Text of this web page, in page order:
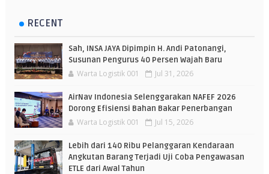
RECENT
Sah, INSA JAYA Dipimpin H. Andi Patonangi,
Susunan Pengurus 40 Persen Wajah Baru
Warta Logistik 001 Jul 31, 2026
AirNav Indonesia Selenggarakan NAFEF 2026
Dorong Efisiensi Bahan Bakar Penerbangan
Warta Logistik 001 Jul 15, 2026
Lebih dari 140 Ribu Pelanggaran Kendaraan
Angkutan Barang Terjadi Uji Coba Pengawasan
ETLE dari Awal Tahun